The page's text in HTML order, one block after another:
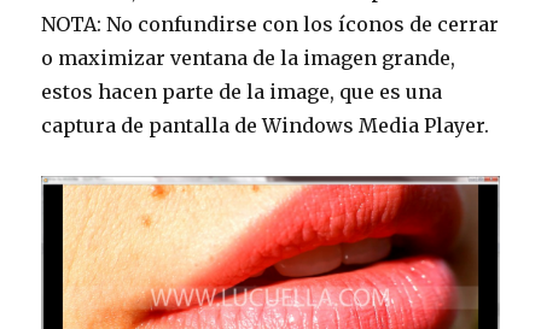
NOTA: No confundirse con los íconos de cerrar
o maximizar ventana de la imagen grande,
estos hacen parte de la image, que es una
captura de pantalla de Windows Media Player.